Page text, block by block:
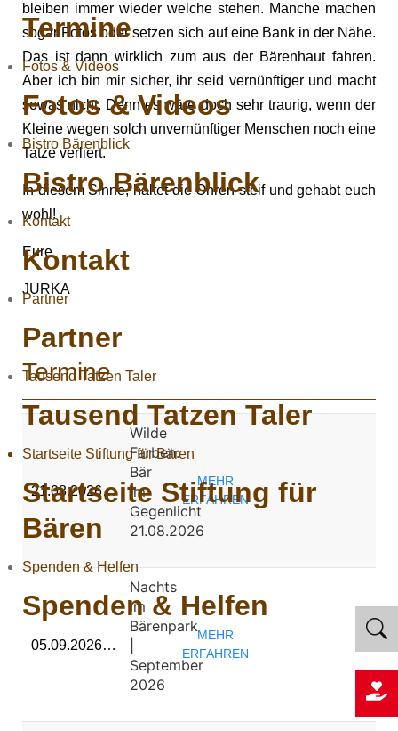
Termine
Fotos & Videos
Fotos & Videos
Bistro Bärenblick
Bistro Bärenblick
Kontakt
Kontakt
Partner
Partner
Tausend Tatzen Taler
Tausend Tatzen Taler
Startseite Stiftung für Bären
Startseite Stiftung für
Bären
Spenden & Helfen
Spenden & Helfen
bleiben immer wieder welche stehen. Manche machen
sogar Fotos oder setzen sich auf eine Bank in der Nähe.
Das ist dann wirklich zum aus der Bärenhaut fahren.
Aber ich bin mir sicher, ihr seid vernünftiger und macht
sowas nicht. Denn es wäre doch sehr traurig, wenn der
Kleine wegen solch unvernünftiger Menschen noch eine
Tatze verliert.
In diesem Sinne, haltet die Ohren steif und gehabt euch
wohl!
Eure
JURKA
Termine
21.08.2026…
Wilde
Farben:
Bär
im
Gegenlicht
21.08.2026
MEHR
ERFAHREN
05.09.2026…
Nachts
im
Bärenpark
September
2026
MEHR
ERFAHREN